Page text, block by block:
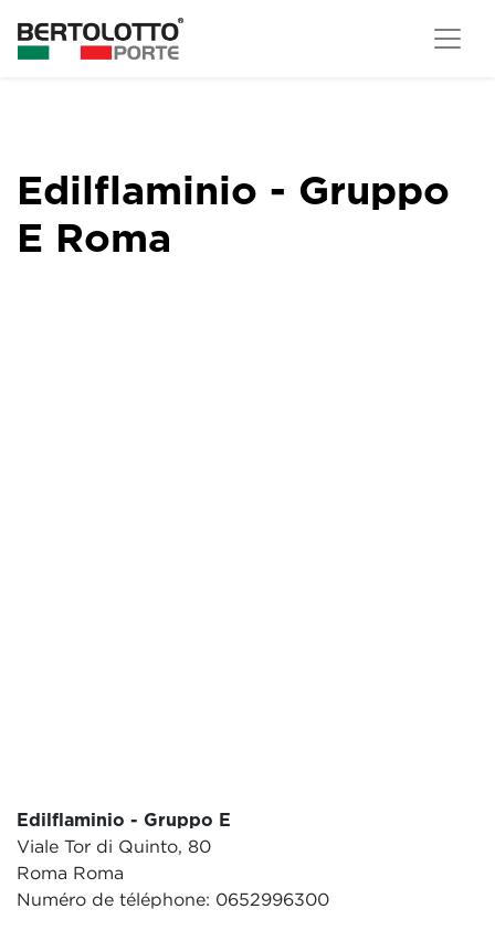
Edilflaminio - Gruppo
E Roma
Edilflaminio - Gruppo E
Viale Tor di Quinto, 80
Roma Roma
Numéro de téléphone: 0652996300